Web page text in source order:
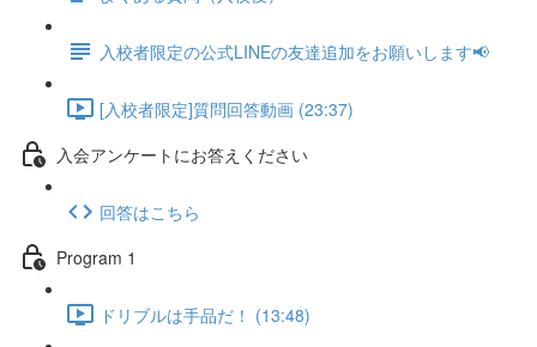
入校者限定の公式LINEの友達追加をお願いします📢
[入校者限定]質問回答動画 (23:37)
入会アンケートにお答えください
回答はこちら
Program 1
ドリブルは手品だ！ (13:48)